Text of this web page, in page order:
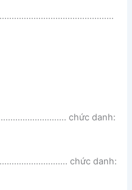
chức danh:
chức danh: